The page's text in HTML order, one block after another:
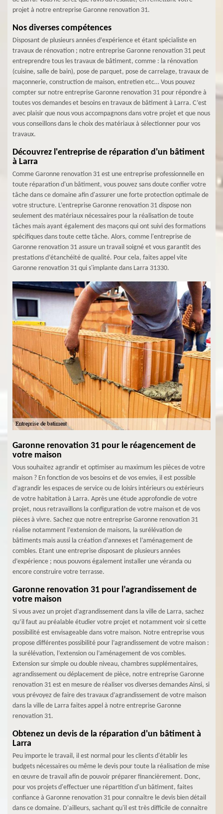
projet à notre entreprise Garonne renovation 31.
Nos diverses compétences
Disposant de plusieurs années d’expérience et étant spécialiste en
travaux de rénovation ; notre entreprise Garonne renovation 31 peut
entreprendre tous les travaux de bâtiment, comme : la rénovation
(cuisine, salle de bain), pose de parquet, pose de carrelage, travaux de
maçonnerie, construction de maison, entretien etc… Vous pouvez
compter sur notre entreprise Garonne renovation 31 pour répondre à
toutes vos demandes et besoins en travaux de bâtiment à Larra. C’est
avec plaisir que nous vous accompagnons dans votre projet et que nous
vous conseillons dans le choix des matériaux à sélectionner pour vos
travaux.
Découvrez l'entreprise de réparation d'un bâtiment
à Larra
Comme Garonne renovation 31 est une entreprise professionnelle en
toute réparation d'un bâtiment, vous pouvez sans doute confier votre
tâche dans ce domaine afin d'assurer une forte protection optimale de
votre structure. L’entreprise Garonne renovation 31 dispose non
seulement des matériaux nécessaires pour la réalisation de toute
tâches mais ayant également des maçons qui ont suivi des formations
spécifiques dans toute cette tâche. Alors, comme l'entreprise de
Garonne renovation 31 assure un travail soigné et vous garantit des
prestations d’étanchéité de qualité. Pour cela, faites appel vite
Garonne renovation 31 qui s'implante dans Larra 31330.
Garonne renovation 31 pour le réagencement de
votre maison
Vous souhaitez agrandir et optimiser au maximum les pièces de votre
maison ? En fonction de vos besoins et de vos envies, il est possible
d’agrandir les espaces de service ou de loisirs intérieurs ou extérieurs
de votre habitation à Larra. Après une étude approfondie de votre
projet, nous retravaillons la configuration de votre maison et de vos
pièces à vivre. Sachez que notre entreprise Garonne renovation 31
réalise notamment l’extension de maisons, la surélévation de
bâtiments mais aussi la création d’annexes et l’aménagement de
combles. Etant une entreprise disposant de plusieurs années
d’expérience ; nous pouvons également installer une véranda ou
encore construire votre terrasse.
Garonne renovation 31 pour l’agrandissement de
votre maison
Si vous avez un projet d’agrandissement dans la ville de Larra, sachez
qu’il faut au préalable étudier votre projet et notamment voir si cette
possibilité est envisageable dans votre maison. Notre entreprise vous
propose différentes possibilité pour l’agrandissement de votre maison :
la surélévation, l’extension ou l’aménagement de vos combles.
Extension sur simple ou double niveau, chambres supplémentaires,
agrandissement ou déplacement de pièce, notre entreprise Garonne
renovation 31 est en mesure de réaliser vos diverses demandes Ainsi, si
vous prévoyez de faire des travaux d’agrandissement de votre maison
dans la ville de Larra faites appel à notre entreprise Garonne
renovation 31.
Obtenez un devis de la réparation d'un bâtiment à
Larra
Peu importe le travail, il est normal pour les clients d'établir les
budgets nécessaires ou même le devis pour toute la réalisation de mise
en œuvre de travail afin de pouvoir préparer financièrement. Donc,
pour vos projets d'effectuer une répartition d'un bâtiment, faites
confiance à Garonne renovation 31 pour connaître le devis bien détail
dans ce domaine. D'ailleurs, sachant qu'il est très difficile de connaitre